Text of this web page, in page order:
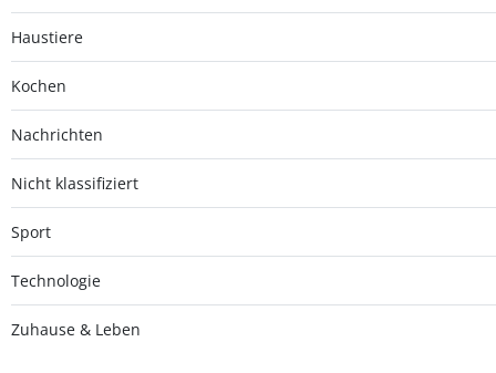
Haustiere
Kochen
Nachrichten
Nicht klassifiziert
Sport
Technologie
Zuhause & Leben